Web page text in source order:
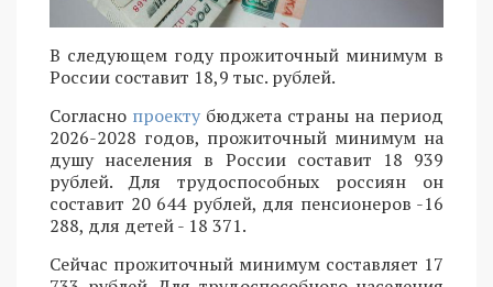
В следующем году прожиточный минимум в
России составит 18,9 тыс. рублей.
Согласно проекту бюджета страны на период
2026-2028 годов, прожиточный минимум на
душу населения в России составит 18 939
рублей. Для трудоспособных россиян он
составит 20 644 рублей, для пенсионеров -16
288, для детей - 18 371.
Сейчас прожиточный минимум составляет 17